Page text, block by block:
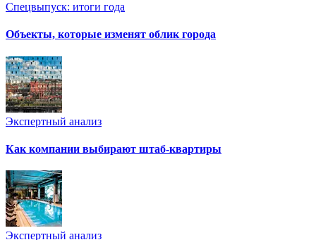
Спецвыпуск: итоги года
Объекты, которые изменят облик города
Экспертный анализ
Как компании выбирают штаб-квартиры
Экспертный анализ